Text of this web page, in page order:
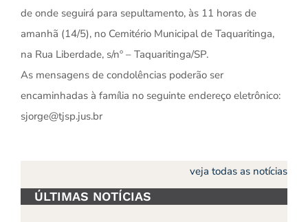
de onde seguirá para sepultamento, às 11 horas de
amanhã (14/5), no Cemitério Municipal de Taquaritinga,
na Rua Liberdade, s/nº – Taquaritinga/SP.
As mensagens de condolências poderão ser
encaminhadas à família no seguinte endereço eletrônico:
sjorge@tjsp.jus.br
veja todas as notícias
ÚLTIMAS NOTÍCIAS